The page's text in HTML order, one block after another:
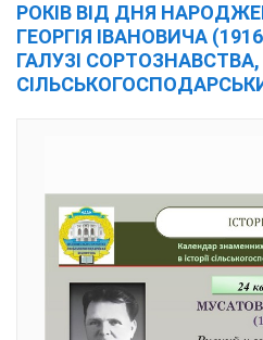
РОКІВ ВІД ДНЯ
ГЕОРГІЯ ІВАНОВИЧА
ГАЛУЗІ